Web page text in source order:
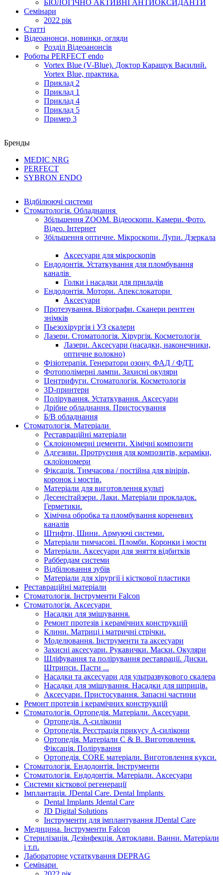
БІОЛОГІЧНО АКТИВНІ АНТИОКСИДАНТИ
Семінари
2022 рік
Статті
Відеоанонси, новинки, огляди
Розділ Відеоанонсів
Роботы PERFECT endo
Vortex Blue (V-Blue). Доктор Каращук Василий.
Vortex Blue, практика.
Приклад 2
Приклад 1
Приклад 4
Приклад 5
Пример 3
Бренды
MEDIC NRG
PERFECT
SYBRON ENDO
Відбілюючі системи
Стоматологія. Обладнання
Збільшення ZOOM. Відеоскопи. Камери. Фото.
Відео. Інтернет
Збільшення оптичне. Мікроскопи. Лупи. Дзеркала
Аксесуари для мікроскопів
Ендодонтія. Устаткування для пломбування
каналів
Голки і насадки для приладів
Ендодонтія. Мотори. Апекслокатори
Аксесуари
Протезування. Візіографи. Сканери рентген
знімків
Пьезохірургія і УЗ cкалери
Лазери. Стоматологія. Хірургія. Косметологія
Лазери. Аксесуари (насадки, наконечники,
оптичне волокно)
Фізіотерапія. Генератори озону. ФАД / ФДТ.
Фотополімерні лампи. Захисні окуляри
Центрифуги. Стоматологія. Косметологія
3D-принтери
Полірування. Устаткування. Аксесуари
Дрібне обладнання. Пристосування
Б/В обладнання
Стоматологія. Матеріали
Реставраційні матеріали
Склоіономерні цементи. Хімічні композити
Адгезиви. Протруєння для композитів, кераміки,
склоїономери
Фіксація. Тимчасова / постійна для вінірів,
коронок і мостів.
Матеріали для виготовлення культі
Десенсітайзери. Лаки. Матеріали прокладок.
Герметики.
Хімічна обробка та пломбування кореневих
каналів
Штифти, Шини. Армуючі системи.
Матеріали тимчасові. Пломби. Коронки і мости
Матеріали. Аксесуари для зняття відбитків
Раббердам системи
Відбілювання зубів
Матеріали для хірургії і кісткової пластики
Реставраційні матеріали
Стоматологія. Інструменти Falcon
Стоматологія. Аксесуари
Насадки для змішування.
Ремонт протезів і керамічних конструкцій
Клини. Матриці і матричні стрічки.
Моделювання. Інструменти та аксесуари
Захисні аксесуари. Рукавички. Маски. Окуляри
Шліфування та полірування реставрації. Диски.
Штрипси. Пасти ...
Насадки та аксесуари для ультразвукового скалера
Насадки для змішування. Насадки для шприців.
Аксесуари. Пристосування. Запасні частини
Ремонт протезів і керамічних конструкцій
Стоматологія. Ортопедія. Матеріали. Аксесуари
Ортопедія. А-силікони
Ортопедія. Реєстрація прикусу А-силікони
Ортопедія. Матеріали C & B. Виготовлення.
Фіксація. Полірування
Ортопедія. CORE матеріали. Виготовлення кукси.
Стоматологія. Ендодонтія. Інструменти
Стоматологія. Ендодонтія. Матеріали. Аксесуари
Системи кісткової регенерації
Імплантація. JDental Care. Dental Implants
Dental Implants Jdental Care
JD Digital Solutions
Інструменти для імплантування JDental Care
Медицина. Інструменти Falcon
Стерилізація. Дезінфекція. Автоклави. Ванни. Матеріали
і т.п.
Лабораторне устаткування DEPRAG
Семінари